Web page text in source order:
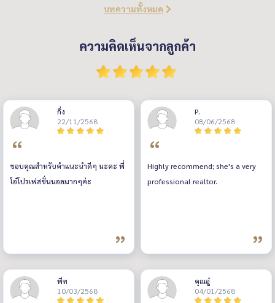
บทความทั้งหมด
ความคิดเห็นจากลูกค้า
กิ่ง
22/11/2568
ขอบคุณสำหรับคำแนะนำดีๆ นะคะ พี่
โอ๋โปรเฟสชั่นนอลมากๆค่ะ
P.
08/06/2568
Highly recommend; she's a very
professional realtor.
พีท
10/03/2568
คุณอู๋
04/01/2568